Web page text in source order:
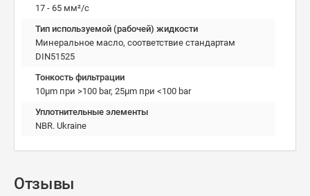
17 - 65 мм²/с
Тип используемой (рабочей) жидкости
Минеральное масло, соответствие стандартам
DIN51525
Тонкость фильтрации
10µm при >100 bar, 25µm при <100 bar
Уплотнительные элементы
NBR. Ukraine
Отзывы